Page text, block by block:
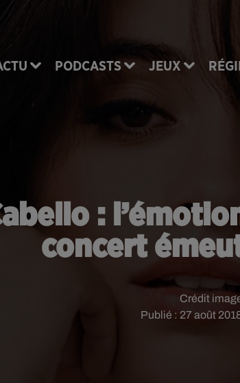
PODCASTS JEUX
:
concert
Publié : 27 août
Crédit